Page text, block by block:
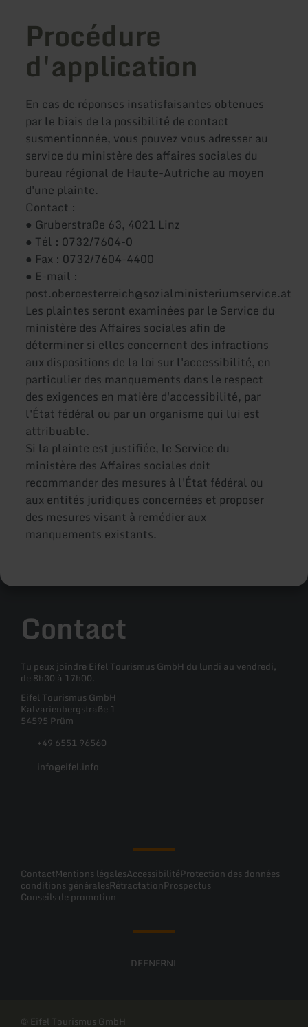
Procédure
d'application
En cas de réponses insatisfaisantes obtenues
par le biais de la possibilité de contact
susmentionnée, vous pouvez vous adresser au
service du ministère des affaires sociales du
bureau régional de Haute-Autriche au moyen
d'une plainte.
Contact :
● Gruberstraße 63, 4021 Linz
● Tél : 0732/7604-0
● Fax : 0732/7604-4400
● E-mail :
post.oberoesterreich@sozialministeriumservice.at
Les plaintes seront examinées par le Service du
ministère des Affaires sociales afin de
déterminer si elles concernent des infractions
aux dispositions de la loi sur l'accessibilité, en
particulier des manquements dans le respect
des exigences en matière d'accessibilité, par
l'État fédéral ou par un organisme qui lui est
attribuable.
Si la plainte est justifiée, le Service du
ministère des Affaires sociales doit
recommander des mesures à l'État fédéral ou
aux entités juridiques concernées et proposer
des mesures visant à remédier aux
manquements existants.
Contact
Tu peux joindre Eifel Tourismus GmbH du lundi au vendredi,
de 8h30 à 17h00.
Eifel Tourismus GmbH
Kalvarienbergstraße 1
54595 Prüm
+49 6551 96560
info@eifel.info
ContactMentions légalesAccessibilitéProtection des données
conditions généralesRétractationProspectus
Conseils de promotion
DEENFRNL
© Eifel Tourismus GmbH